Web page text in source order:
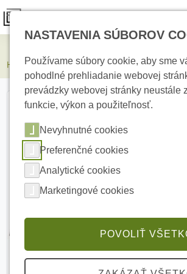
HIKVISION DS-K2801 Kontrolér prístupového
NASTAVENIA SÚBOROV
Používame súbory cookie, aby sme
pohodlné prehliadanie webovej
prevádzky webovej stránky neustále
funkcie, výkon a použiteľnosť.
Nevyhnutné cookies
Preferenčné cookies
Analytické cookies
Marketingové cookies
POVOLIŤ